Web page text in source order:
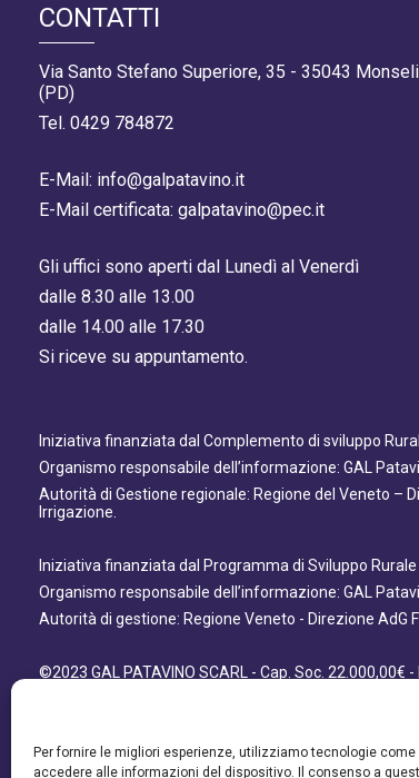
Per fornire le migliori esperienze, utilizziamo tecnologie
accedere alle informazioni del dispositivo. Il consenso a
CONTATTI
Via Santo Stefano Superiore, 35 - 35043
(PD)
Tel. 0429 784872
E-Mail: info@galpatavino.it
E-Mail certificata: galpatavino@pec.it
Gli uffici sono aperti dal Lunedì al Venerdì
dalle 8.30 alle 13.00
dalle 14.00 alle 17.30
Si riceve su appuntamento.
Iniziativa finanziata dal Complemento di sviluppo
Organismo responsabile dell’informazione: GAL
Autorità di Gestione regionale: Regione del Veneto –
Irrigazione.
Iniziativa finanziata dal Programma di Sviluppo
Organismo responsabile dell’informazione: GAL
Autorità di gestione: Regione Veneto - Direzione AdG
©2023 GAL PATAVINO SCARL - Cap. Soc. 22.000,00€